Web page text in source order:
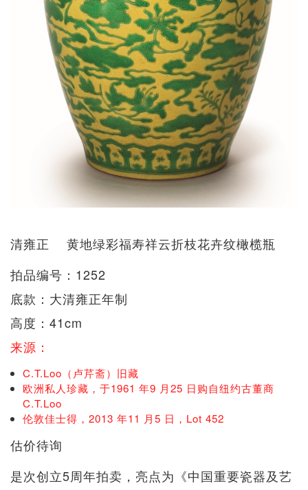
清雍正 黄地绿彩福寿祥云折枝花卉纹橄榄瓶
拍品编号：1252
底款：大清雍正年制
高度：41cm
来源：
C.T.Loo（卢芹斋）旧藏
欧洲私人珍藏，于1961 年9 月25 日购自纽约古董商
C.T.Loo
伦敦佳士得，2013 年11 月5 日，Lot 452
估价待询
是次创立5周年拍卖，亮点为《中国重要瓷器及艺